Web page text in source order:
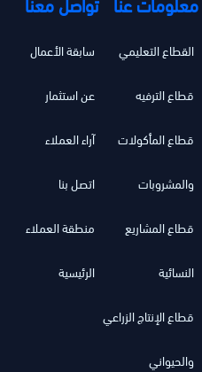
سابقة الأعمال
عن استثمار
آراء العملاء
اتصل بنا
منطقة العملاء
الرئيسية
القطاع التعليمي
قطاع الترفيه
قطاع المأكولات
والمشروبات
قطاع المشاريع
النسائية
قطاع الإنتاج الزراعي
والحيواني